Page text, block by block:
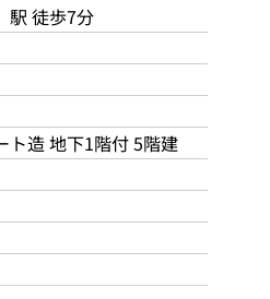
駅 徒歩7分
ト造 地下1階付 5階建